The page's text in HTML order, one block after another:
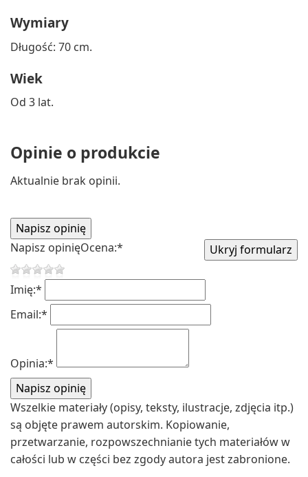
Wymiary
Długość: 70 cm.
Wiek
Od 3 lat.
Opinie o produkcie
Aktualnie brak opinii.
Napisz opinięOcena:*
Imię:*
Email:*
Opinia:*
Wszelkie materiały (opisy, teksty, ilustracje, zdjęcia itp.)
są objęte prawem autorskim. Kopiowanie,
przetwarzanie, rozpowszechnianie tych materiałów w
całości lub w części bez zgody autora jest zabronione.